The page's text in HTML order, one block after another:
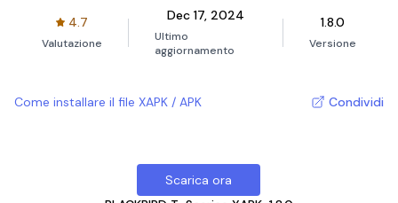
4.7
Valutazione
Dec 17, 2024
Ultimo
aggiornamento
1.8.0
Versione
Come installare il file XAPK / APK Condividi
Scarica ora